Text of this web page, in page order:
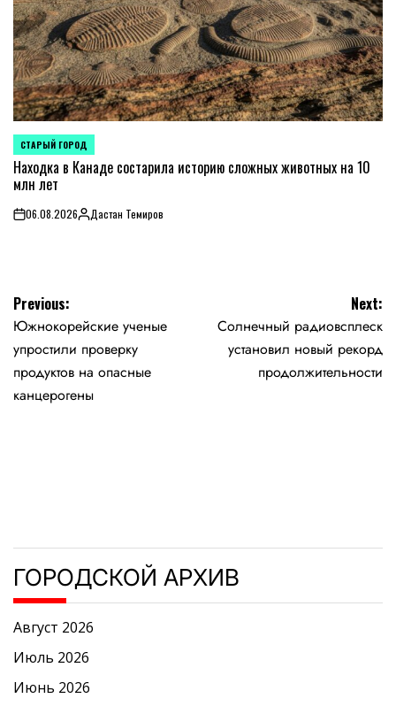
POSTED
IN
СТАРЫЙ ГОРОД
Находка в Канаде состарила историю сложных животных на 10
млн лет
on06.08.2026PostedДастан Темиров
Навигация
по
записям
Previous:
Южнокорейские ученые
упростили проверку
продуктов на опасные
канцерогены
Next:
Солнечный радиовсплеск
установил новый рекорд
продолжительности
ГОРОДСКОЙ АРХИВ
Август 2026
Июль 2026
Июнь 2026